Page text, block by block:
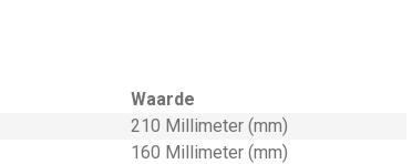
Waarde
210 Millimeter (mm)
160 Millimeter (mm)